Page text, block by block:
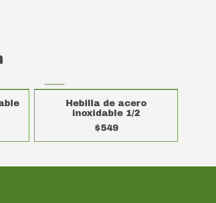
Hebilla de acero
inoxidable 1/2
$549